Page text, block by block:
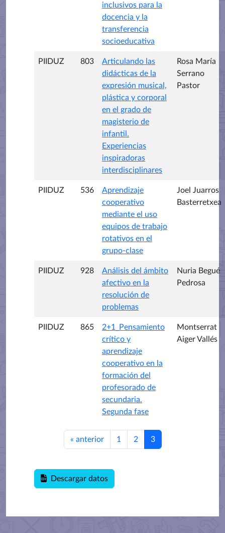
inclusivos para la
docencia y la
transferencia
socioeducativa
PIIDUZ 803
Articulando las
didácticas de la
expresión musical,
plástica y corporal
en el grado de
magisterio de
infantil.
Experiencias
inspiradoras
interdisciplinares
Rosa María
Serrano
Pastor
PIIDUZ 536
Aprendizaje
cooperativo
mediante el uso
equipos de trabajo
rotativos en el
grupo-clase
Joel Juarros
Basterretxea
PIIDUZ 928
Análisis del ámbito
afectivo en la
resolución de
problemas
Nuria Begué
Pedrosa
PIIDUZ 865
2+1_Pensamiento
crítico y
aprendizaje
cooperativo en la
formación del
profesorado de
secundaria.
Segunda fase
Montserrat
Aiger Vallés
« anterior 1 2 3
Descargar datos